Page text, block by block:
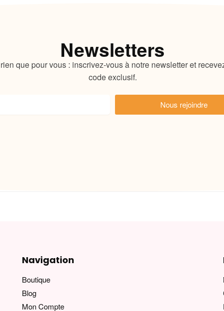
Newsletters
que pour vous : inscrivez-vous à notre newsletter et
code exclusif.
Nous rejoindre
Navigation
Boutique
Blog
Mon Compte